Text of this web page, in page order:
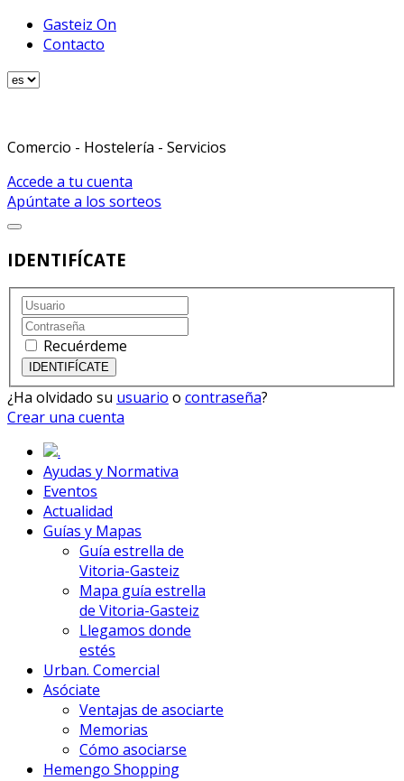
Gasteiz On
Contacto
Comercio - Hostelería - Servicios
Accede a tu cuenta
Apúntate a los sorteos
IDENTIFÍCATE
Recuérdeme
¿Ha olvidado su usuario o contraseña?
Crear una cuenta
.
Ayudas y Normativa
Eventos
Actualidad
Guías y Mapas
Guía estrella de
Vitoria-Gasteiz
Mapa guía estrella
de Vitoria-Gasteiz
Llegamos donde
estés
Urban. Comercial
Asóciate
Ventajas de asociarte
Memorias
Cómo asociarse
Hemengo Shopping